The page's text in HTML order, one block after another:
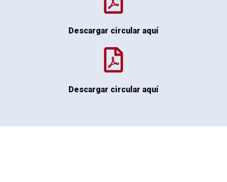
Descargar circular aquí
Descargar circular aquí